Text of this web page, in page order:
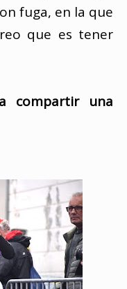
fuga, en la que
que es tener
compartir una